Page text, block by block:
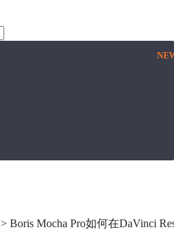
> Boris Mocha Pro如何在DaVinci